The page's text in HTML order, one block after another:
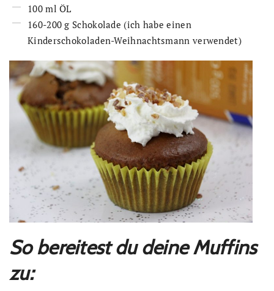
100 ml ÖL
160-200 g Schokolade (ich habe einen
Kinderschokoladen-Weihnachtsmann verwendet)
So bereitest du deine Muffins
zu: